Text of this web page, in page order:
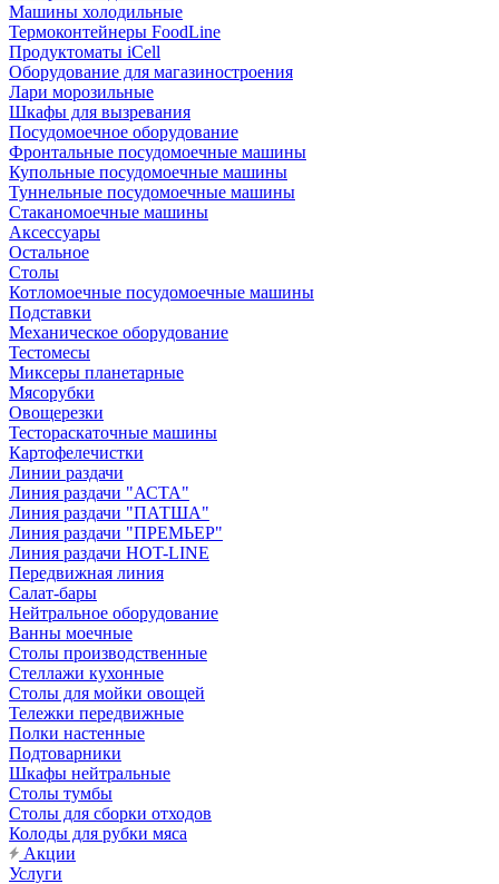
Машины холодильные
Термоконтейнеры FoodLine
Продуктоматы iCell
Оборудование для магазиностроения
Лари морозильные
Шкафы для вызревания
Посудомоечное оборудование
Фронтальные посудомоечные машины
Купольные посудомоечные машины
Туннельные посудомоечные машины
Стаканомоечные машины
Аксессуары
Остальное
Столы
Котломоечные посудомоечные машины
Подставки
Механическое оборудование
Тестомесы
Миксеры планетарные
Мясорубки
Овощерезки
Тестораскаточные машины
Картофелечистки
Линии раздачи
Линия раздачи "АСТА"
Линия раздачи "ПАТША"
Линия раздачи "ПРЕМЬЕР"
Линия раздачи HOT-LINE
Передвижная линия
Салат-бары
Нейтральное оборудование
Ванны моечные
Столы производственные
Стеллажи кухонные
Столы для мойки овощей
Тележки передвижные
Полки настенные
Подтоварники
Шкафы нейтральные
Столы тумбы
Столы для сборки отходов
Колоды для рубки мяса
Акции
Услуги